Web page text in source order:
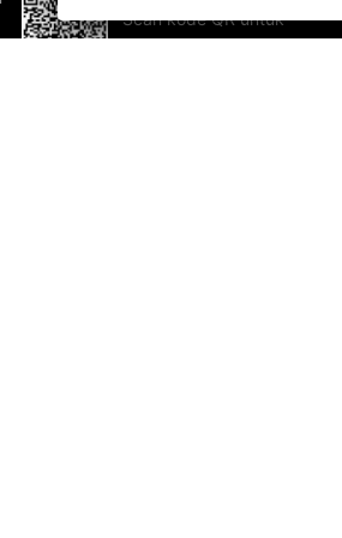
Scan kode QR untuk
mengunduh sekarang!